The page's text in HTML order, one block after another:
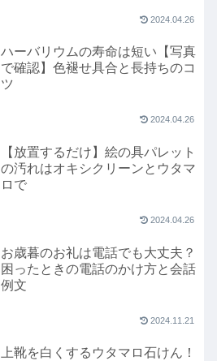
2024.04.26
ハーバリウムの寿命は短い【写真
で確認】色褪せ具合と長持ちのコ
ツ
2024.04.26
【放置するだけ】絵の具パレット
の汚れはオキシクリーンとウタマ
ロで
2024.04.26
お歳暮のお礼は電話でも大丈夫？
困ったときの電話のかけ方と会話
例文
2024.11.21
上靴を白くするウタマロ石けん！